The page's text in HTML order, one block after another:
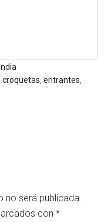
,croquetas,entrantes,
no será publicada.
con*